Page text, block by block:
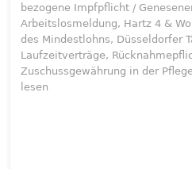
bezogene Impfpflicht /
Arbeitslosmeldung, Hartz 4 &
des Mindestlohns, Düsseldorfer
Laufzeitverträge,
Zuschussgewährung in der
lesen